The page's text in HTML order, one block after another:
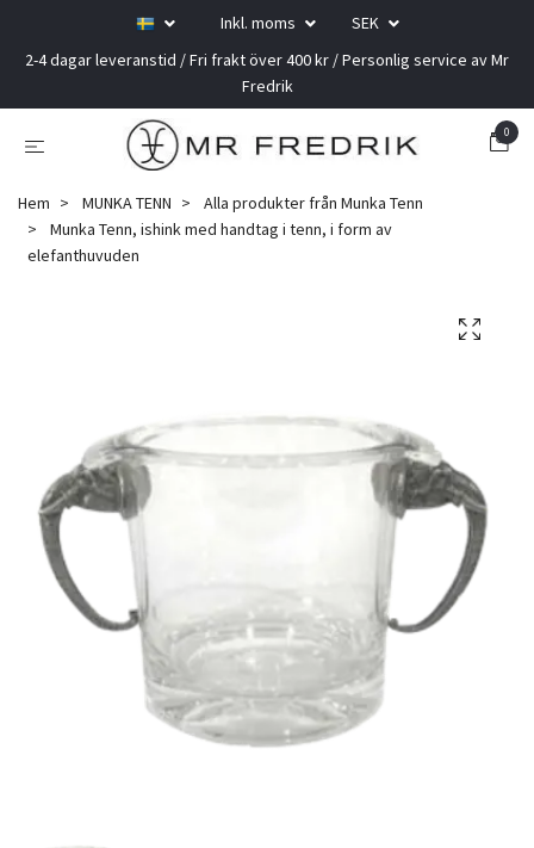
Inkl. moms
SEK
2-4 dagar leveranstid / Fri frakt över 400 kr / Personlig service av Mr
Fredrik
0
Hem MUNKA TENN
Alla produkter från Munka Tenn
Munka Tenn, ishink med handtag i tenn, i form av
elefanthuvuden